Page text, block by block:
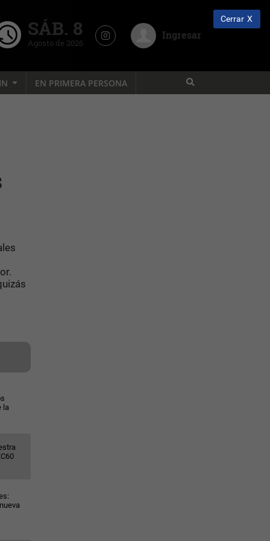
SÁB. 8
Agosto de 2026
Ingresar
EN PRIMERA PERSONA
la
Cerrar